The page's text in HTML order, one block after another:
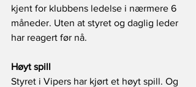
kjent for klubbens ledelse i nærmere 6
måneder. Uten at styret og daglig leder
har reagert før nå.
Høyt spill
Styret i Vipers har kjørt et høyt spill. Og